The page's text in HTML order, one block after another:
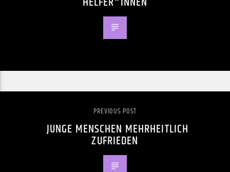
PREVIOUS POST
JUNGE MENSCHEN MEHRHEITLICH
ZUFRIEDEN